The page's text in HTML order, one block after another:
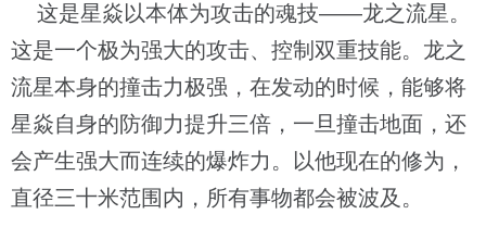
这是星焱以本体为攻击的魂技——龙之流星。
这是一个极为强大的攻击、控制双重技能。龙之
流星本身的撞击力极强，在发动的时候，能够将
星焱自身的防御力提升三倍，一旦撞击地面，还
会产生强大而连续的爆炸力。以他现在的修为，
直径三十米范围内，所有事物都会被波及。